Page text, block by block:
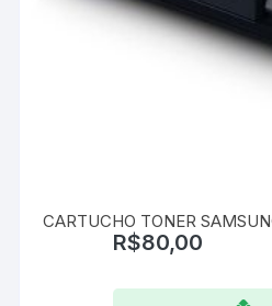
CARTUCHO TONER
R$80,00